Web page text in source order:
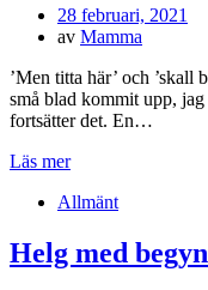
Publicerad
den
28 februari, 2021
av Mamma
’Men titta här’ och ’skall
små blad kommit upp,
fortsätter det. En…
Läs mer
Allmänt
Helg med